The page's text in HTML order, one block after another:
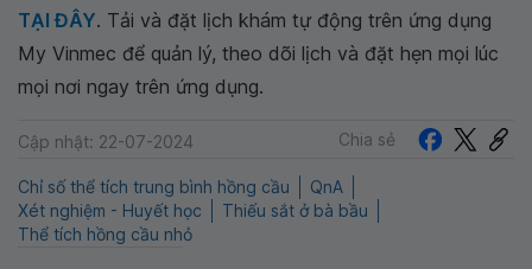
TẠI ĐÂY. Tải và đặt lịch khám tự động trên ứng dụng
My Vinmec để quản lý, theo dõi lịch và đặt hẹn mọi lúc
mọi nơi ngay trên ứng dụng.
Cập nhật: 22-07-2024 Chia sẻ
Chỉ số thể tích trung bình hồng cầu
QnA
Xét nghiệm - Huyết học
Thiếu sắt ở bà bầu
Thể tích hồng cầu nhỏ